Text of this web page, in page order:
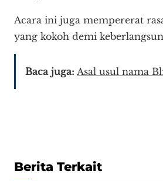
Acara ini juga mempererat
yang kokoh demi
Baca juga: Asal usul nama
Berita Terkait